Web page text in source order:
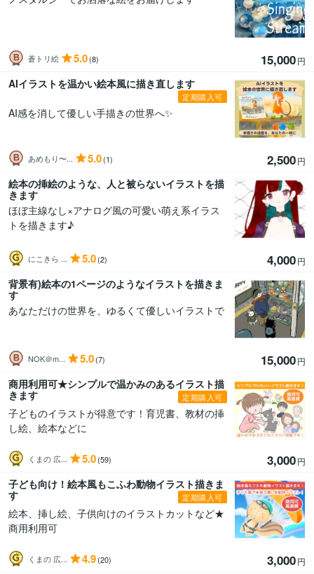
蒼トリ絵 5.0(8) 15,000円
AIイラストを温かい絵本風に描き直します
定期購入可
AI感を消して優しい手描きの世界へ✨
あめもり〜... 5.0(1) 2,500円
絵本の挿絵のような、人と被らないイラストを描
きます
ほぼ主線なし×アナログ風の可愛い萌え系イラス
トを描きます♪
にこきら ... 5.0(2) 4,000円
背景有)絵本の1ページのようなイラストを描きま
す
あなただけの世界を、ゆるくて優しいイラストで
NOK＠m... 5.0(7) 15,000円
商用利用可★シンプルで温かみのあるイラスト描
きます
定期購入可
子どものイラストが得意です！育児書、教材の挿
し絵、絵本などに
くまの 広... 5.0(59) 3,000円
子ども向け！絵本風もこふわ動物イラスト描きま
す
定期購入可
絵本、挿し絵、子供向けのイラストカットなど★
商用利用可
くまの 広... 4.9(20) 3,000円